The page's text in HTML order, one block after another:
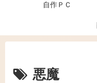
自作ＰＣ
悪魔